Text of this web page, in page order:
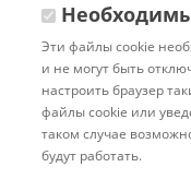
Эти файлы cookie
и не могут быть
настроить браузер
файлы cookie или
таком случае
будут работать.